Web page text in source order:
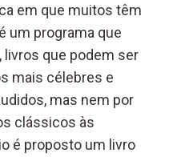
em que muitos têm
um programa que
livros que podem ser
mais célebres e
mas nem por
clássicos às
é proposto um livro